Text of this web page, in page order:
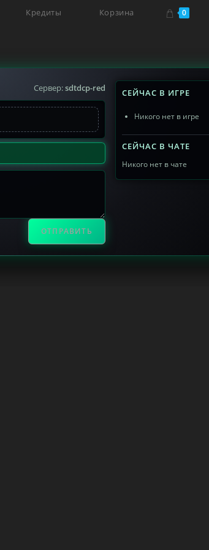
Кредиты Корзина 0
Сервер:sdtdcp-red
ОТПРАВИТЬ
СЕЙЧАС В ИГРЕ
Никого нет в игре
СЕЙЧАС В ЧАТЕ
Никого нет в чате